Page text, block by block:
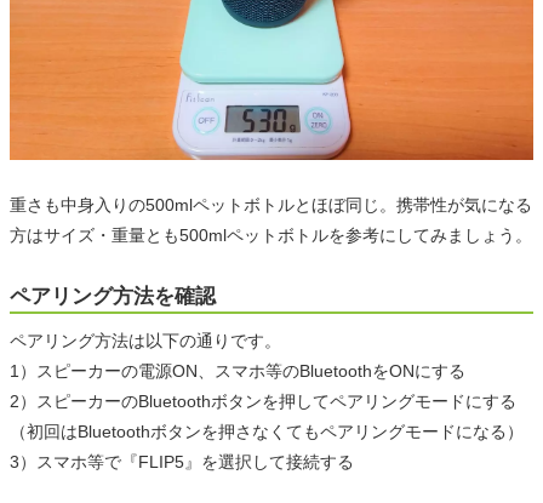
重さも中身入りの500mlペットボトルとほぼ同じ。携帯性が気になる
方はサイズ・重量とも500mlペットボトルを参考にしてみましょう。
ペアリング方法を確認
ペアリング方法は以下の通りです。
1）スピーカーの電源ON、スマホ等のBluetoothをONにする
2）スピーカーのBluetoothボタンを押してペアリングモードにする
（初回はBluetoothボタンを押さなくてもペアリングモードになる）
3）スマホ等で『FLIP5』を選択して接続する